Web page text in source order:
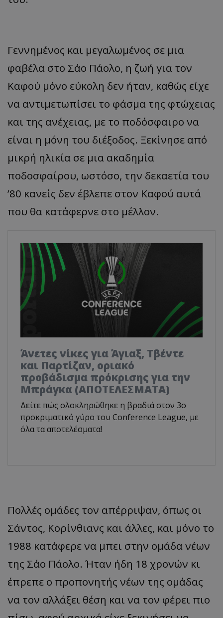
Γεννημένος και μεγαλωμένος σε μια
φαβέλα στο Σάο Πάολο, η ζωή για τον
Καφού μόνο εύκολη δεν ήταν, καθώς είχε
να αντιμετωπίσει το φάσμα της φτώχειας
και της ανέχειας, με το ποδόσφαιρο να
είναι η μόνη του διέξοδος. Ξεκίνησε από
μικρή ηλικία σε μια ακαδημία
ποδοσφαίρου, ωστόσο, την δεκαετία του
’80 κανείς δεν έβλεπε στον Καφού αυτά
που θα κατάφερνε στο μέλλον.
Άνετες νίκες για Άγιαξ, Τβέντε
και Παρτίζαν, οριακό
προβάδισμα πρόκρισης για την
Μπράγκα (ΑΠΟΤΕΛΕΣΜΑΤΑ)
Δείτε πώς ολοκληρώθηκε η βραδιά στον 3ο
προκριματικό γύρο του Conference League, με
όλα τα αποτελέσματα!
Πολλές ομάδες τον απέρριψαν, όπως οι
Σάντος, Κορίνθιανς και άλλες, και μόνο το
1988 κατάφερε να μπει στην ομάδα νέων
της Σάο Πάολο. Ήταν ήδη 18 χρονών κι
έπρεπε ο προπονητής νέων της ομάδας
να τον αλλάξει θέση και να τον φέρει πιο